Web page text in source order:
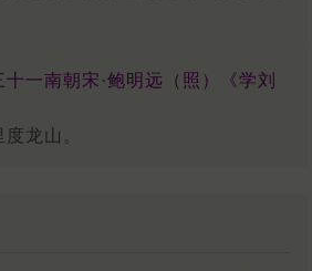
十一南朝宋·鲍明远（照）《学刘
龙山。